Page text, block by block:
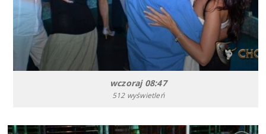
wczoraj 08:47
512 wyświetleń